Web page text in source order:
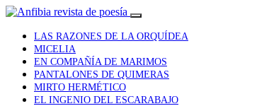
LAS RAZONES DE LA ORQUÍDEA
MICELIA
EN COMPAÑÍA DE MARIMOS
PANTALONES DE QUIMERAS
MIRTO HERMÉTICO
EL INGENIO DEL ESCARABAJO